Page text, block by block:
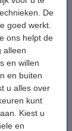
De
goed werkt.
ons helpt de
alleen
en willen
en buiten
u alles over
kunt
Kiest u
en